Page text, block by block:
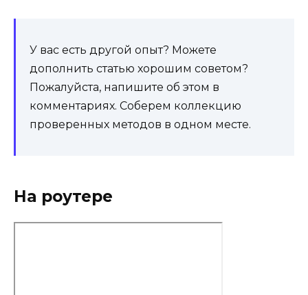
У вас есть другой опыт? Можете
дополнить статью хорошим советом?
Пожалуйста, напишите об этом в
комментариях. Соберем коллекцию
проверенных методов в одном месте.
На роутере